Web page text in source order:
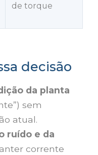
de torque
decisão
da planta
sem
atual.
ruído e da
corrente